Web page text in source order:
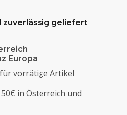
zuverlässig geliefert
Europa
vorrätige Artikel
in Österreich und